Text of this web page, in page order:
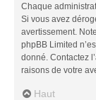
Chaque
Si vous avez
avertissement.
phpBB Limited
donné. Contactez
raisons de votre
Haut